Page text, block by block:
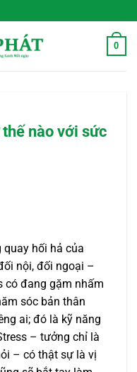
0
nào với sức
hối hả của
nội, đối ngoại –
có đang gặm nhấm
sóc bản thân
ai; đó là kỹ năng
– tưởng chỉ là
– có thật sự là vị